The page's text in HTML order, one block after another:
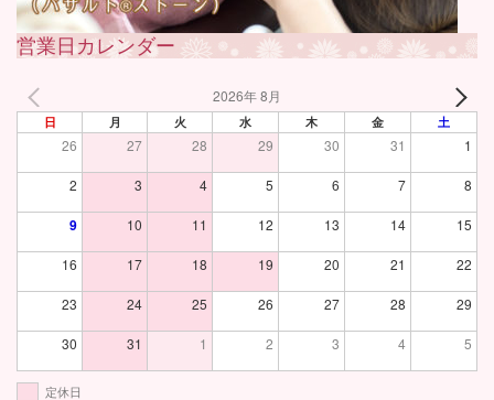
営業日カレンダー
2026年 8月
日 月 火 水 木 金 土
26 27 28 29 30 31 1
2 3 4 5 6 7 8
9 10 11 12 13 14 15
16 17 18 19 20 21 22
23 24 25 26 27 28 29
30 31 1 2 3 4 5
定休日